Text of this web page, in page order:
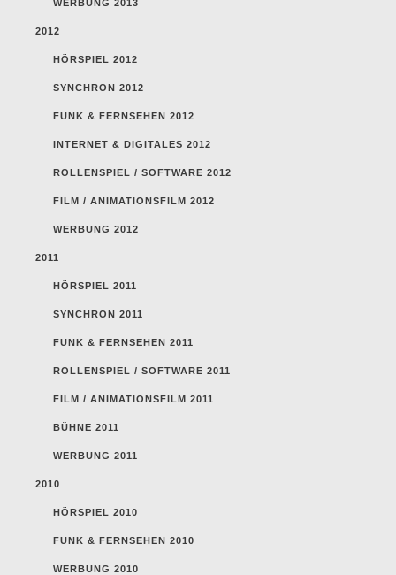
WERBUNG 2013
2012
HÖRSPIEL 2012
SYNCHRON 2012
FUNK & FERNSEHEN 2012
INTERNET & DIGITALES 2012
ROLLENSPIEL / SOFTWARE 2012
FILM / ANIMATIONSFILM 2012
WERBUNG 2012
2011
HÖRSPIEL 2011
SYNCHRON 2011
FUNK & FERNSEHEN 2011
ROLLENSPIEL / SOFTWARE 2011
FILM / ANIMATIONSFILM 2011
BÜHNE 2011
WERBUNG 2011
2010
HÖRSPIEL 2010
FUNK & FERNSEHEN 2010
WERBUNG 2010